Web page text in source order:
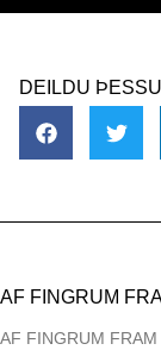
DEILDU
AF FINGRUM
AF FINGRUM FRAM